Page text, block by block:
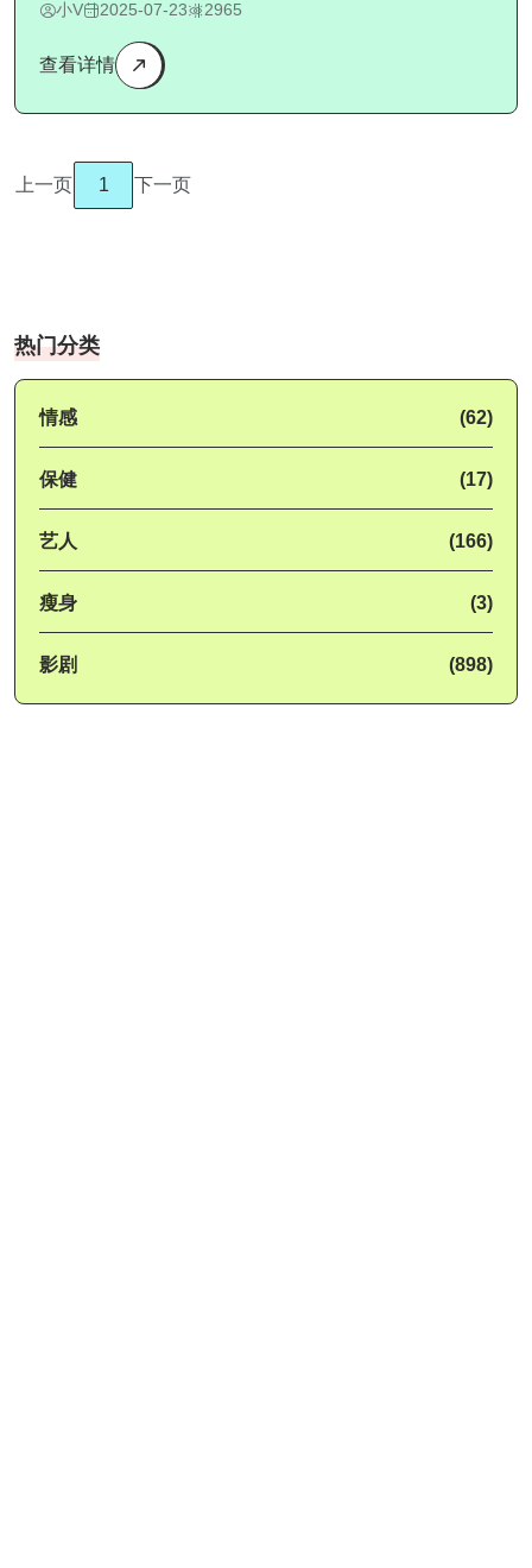
小V 2025-07-23 2965
查看详情
上一页 1 下一页
热门分类
情感 (62)
保健 (17)
艺人 (166)
瘦身 (3)
影剧 (898)